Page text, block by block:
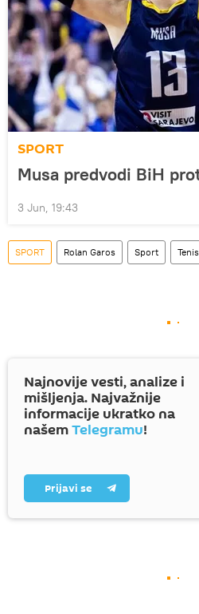
SPORT
Musa predvodi BiH
3 Jun, 19:43
SPORT Rolan Garos Sport Tenis
Najnovije vesti, analize i
mišljenja. Najvažnije
informacije ukratko na
našemTelegramu!
Prijavi se